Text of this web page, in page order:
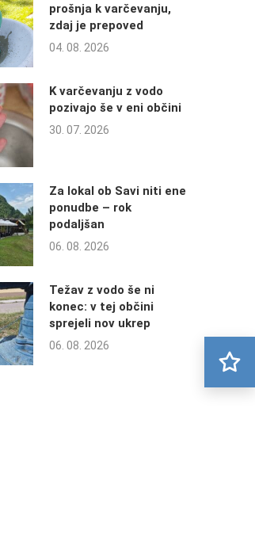
prošnja k varčevanju,
zdaj je prepoved
04. 08. 2026
K varčevanju z vodo
pozivajo še v eni občini
30. 07. 2026
Za lokal ob Savi niti ene
ponudbe – rok
podaljšan
06. 08. 2026
Težav z vodo še ni
konec: v tej občini
sprejeli nov ukrep
06. 08. 2026